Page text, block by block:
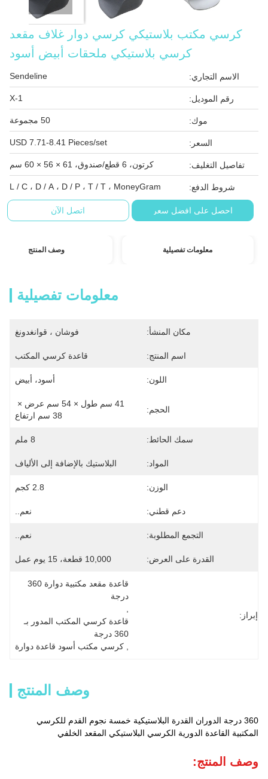
كرسي مكتب بلاستيكي كرسي دوار غلاف مقعد
كرسي بلاستيكي ملحقات أبيض أسود
الاسم التجاري: Sendeline
رقم الموديل: X-1
موك: 50 مجموعة
السعر: USD 7.71-8.41 Pieces/set
تفاصيل التغليف: كرتون، 6 قطع/صندوق، 61 × 56 × 60 سم
شروط الدفع: L / C ، D / A ، D / P ، T / T ، MoneyGram
احصل على افضل سعر اتصل الآن
معلومات تفصيلية وصف المنتج
معلومات تفصيلية
مكان المنشأ: فوشان ، قوانغدونغ
اسم المنتج: قاعدة كرسي المكتب
اللون: أسود، أبيض
الحجم:
38 سم ارتفاع
سمك الحائط: 8 ملم
المواد: البلاستيك بالإضافة إلى الألياف
الوزن: 2.8 كجم
دعم قطني: نعم..
التجمع المطلوبة: نعم..
القدرة على العرض: 10,000 قطعة، 15 يوم عمل
إبراز:
درجة
360 درجة
كرسي مكتب أسود قاعدة دوارة
وصف المنتج
360 درجة الدوران القدرة البلاستيكية خمسة نجوم القدم للكرسي
المكتبية القاعدة الدورية الكرسي البلاستيكي المقعد الخلفي
وصف المنتج: